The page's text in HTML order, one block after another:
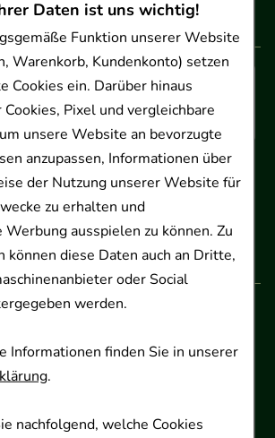
Daten ist uns wichtig!
Funktion unserer Website
Warenkorb, Kundenkonto) setzen
Cookies ein. Darüber hinaus
Pixel und vergleichbare
unsere Website an bevorzugte
anzupassen, Informationen über
der Nutzung unserer Website für
zu erhalten und
ausspielen zu können. Zu
können diese Daten auch an Dritte,
oder Social
werden.
Informationen finden Sie in unserer
.
nachfolgend, welche Cookies
uns
9.00 bis 17.00 Uhr
· E-Mail:info@ApoSalis.de
2 · 30159 Hannover
80 0 · Fax 0511 89 71 80 11